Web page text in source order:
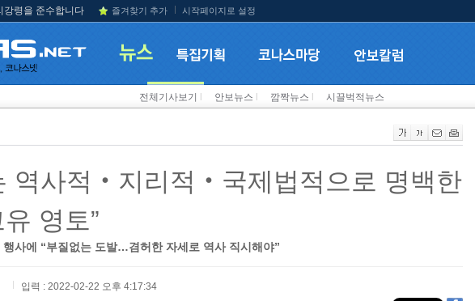
강령을 준수합니다 즐겨찾기 추가 시작페이지로 설정
전체기사보기 안보뉴스 깜짝뉴스 시끌벅적뉴스
역사적‧지리적‧국제법적으로 명백한
영토”
행사에 “부질없는 도발…겸허한 자세로 역사 직시해야”
입력 : 2022-02-22 오후 4:17:34